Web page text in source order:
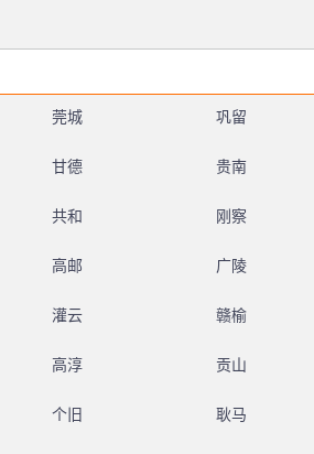
莞城 巩留
甘德 贵南
共和 刚察
高邮 广陵
灌云 赣榆
高淳 贡山
个旧 耿马